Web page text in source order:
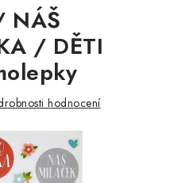
NÁŠ
/ DĚTI
hodnocení